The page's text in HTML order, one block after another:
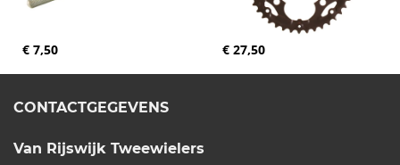
€ 7,50 € 27,50
CONTACTGEGEVENS
Van Rijswijk Tweewielers